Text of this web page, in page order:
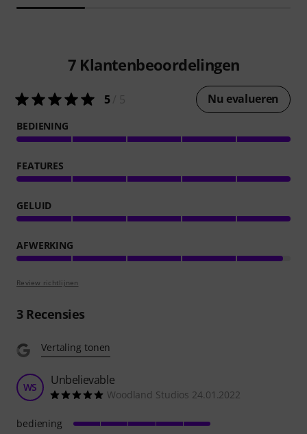
7 Klantenbeoordelingen
5/ 5 Nu evalueren
BEDIENING
FEATURES
GELUID
AFWERKING
Review richtlijnen
3Recensies
Vertaling tonen
WS Unbelievable
Woodland Studios 24.01.2022
bediening